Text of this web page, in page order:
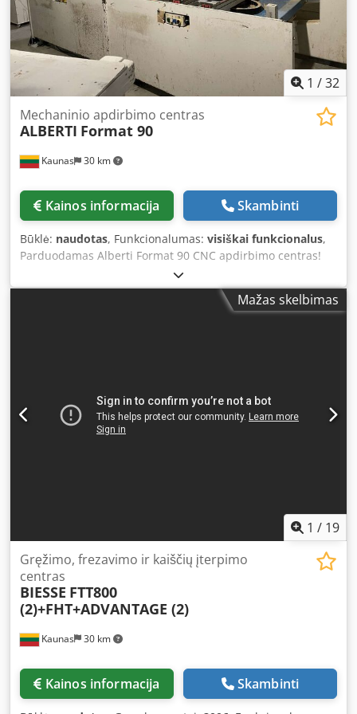
1 /32
Kaunas 30 km
Mechaninio apdirbimo centras
ALBERTI Format 90
Kainos informacija Skambinti
Būklė: naudotas, Funkcionalumas: visiškai funkcionalus,
Parduodamas Alberti Format 90 CNC apdirbimo centras!
Dcodpfxex Ey Sde Aa Usk Techninės specifikacijos Darbinė
zona: 3000 x 1250 mm Didžiausias plokštės storis: 50 mm
Didžiausias programuojamas greitis: X ašis – 40 m/min, Y
aps./min. Darbinis slėgis: 6 bar Bendras svoris: 4450 kg
Matmenys su elektros spintele: 5800 x 3450 x 1950 mm
Mažas skelbimas
1 / 19
Kaunas 30 km
Gręžimo, frezavimo ir kaiščių įterpimo
centras
BIESSE FTT800
(2)+FHT+ADVANTAGE (2)
Kainos informacija Skambinti